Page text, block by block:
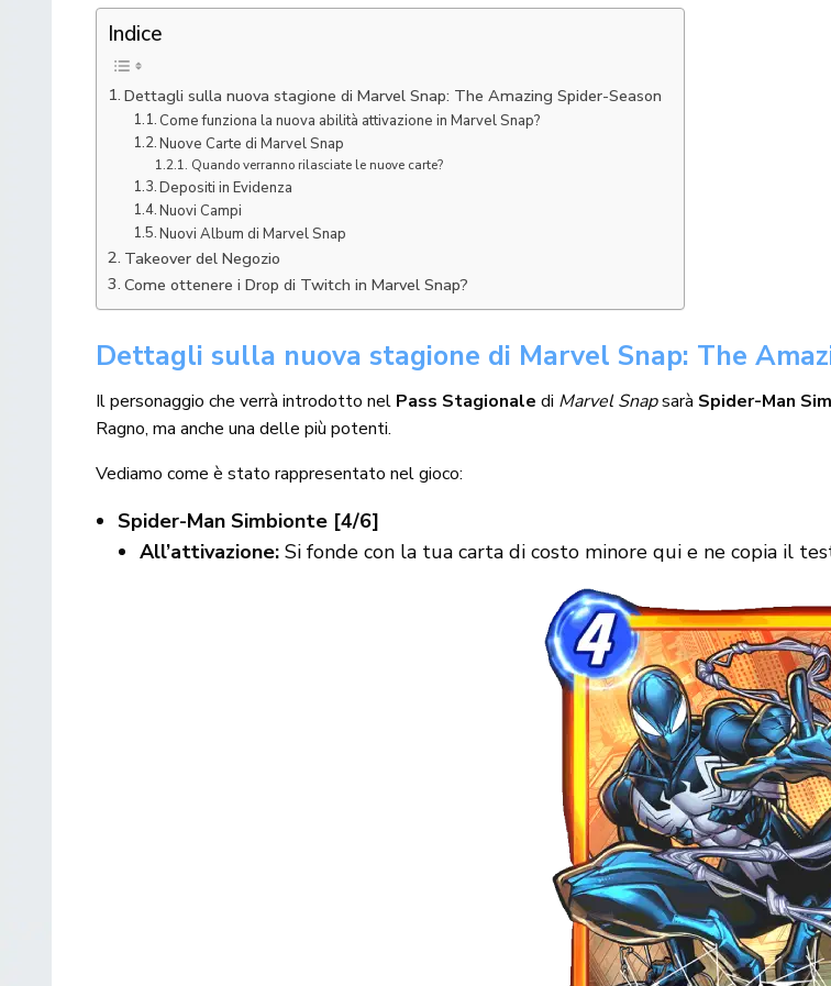
Indice
Dettagli sulla nuova stagione di Marvel Snap: The Amazing Spider-Season
Come funziona la nuova abilità attivazione in Marvel Snap?
Nuove Carte di Marvel Snap
Quando verranno rilasciate le nuove carte?
Depositi in Evidenza
Nuovi Campi
Nuovi Album di Marvel Snap
Takeover del Negozio
Come ottenere i Drop di Twitch in Marvel Snap?
Dettagli sulla nuova stagione di Marvel Snap: The
Il personaggio che verrà introdotto nel Pass Stagionale di Marvel Snapsarà Spider-Man
Ragno, ma anche una delle più potenti.
Vediamo come è stato rappresentato nel gioco:
Spider-Man Simbionte [4/6]
All’attivazione: Si fonde con la tua carta di costo minore qui e ne copia il